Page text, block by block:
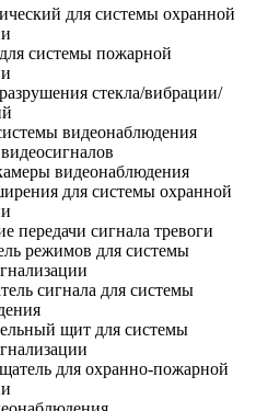
для системы охранной
системы пожарной
стекла/вибрации/
видеонаблюдения
видеонаблюдения
для системы охранной
передачи сигнала тревоги
режимов для системы
сигнала для системы
щит для системы
для охранно-пожарной